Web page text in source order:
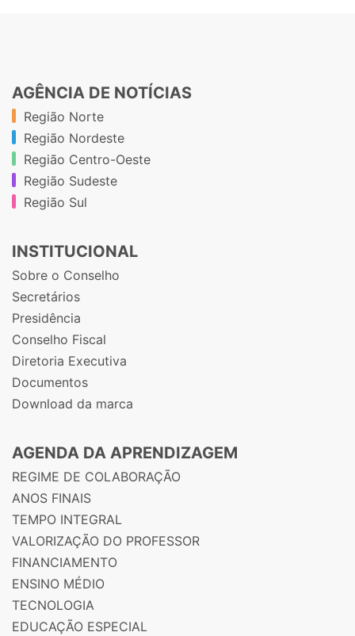
AGÊNCIA DE NOTÍCIAS
Região Norte
Região Nordeste
Região Centro-Oeste
Região Sudeste
Região Sul
INSTITUCIONAL
Sobre o Conselho
Secretários
Presidência
Conselho Fiscal
Diretoria Executiva
Documentos
Download da marca
AGENDA DA APRENDIZAGEM
REGIME DE COLABORAÇÃO
ANOS FINAIS
TEMPO INTEGRAL
VALORIZAÇÃO DO PROFESSOR
FINANCIAMENTO
ENSINO MÉDIO
TECNOLOGIA
EDUCAÇÃO ESPECIAL